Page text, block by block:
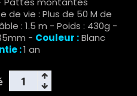
de vie : Plus de 50 M de
: 1.5 m - Poids : 430g -
- Couleur :Blanc
:1 an